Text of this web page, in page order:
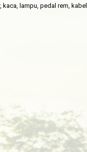
kaca, lampu, pedal rem, kabel